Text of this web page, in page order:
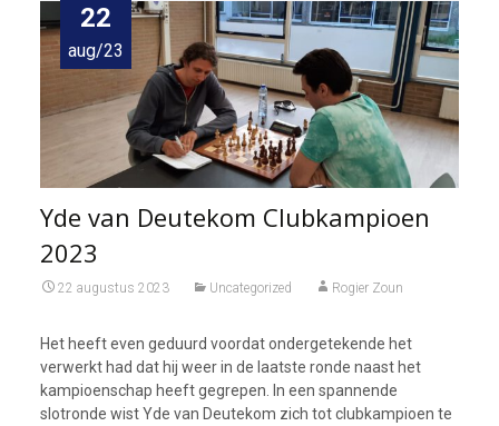
22
aug/23
Yde van Deutekom Clubkampioen
2023
22 augustus 2023 Uncategorized Rogier Zoun
Het heeft even geduurd voordat ondergetekende het
verwerkt had dat hij weer in de laatste ronde naast het
kampioenschap heeft gegrepen. In een spannende
slotronde wist Yde van Deutekom zich tot clubkampioen te